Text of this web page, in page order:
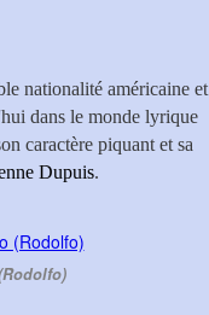
nationalité américaine et
dans le monde lyrique
caractère piquant et sa
Dupuis.